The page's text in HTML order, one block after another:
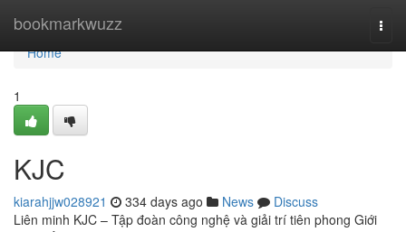
bookmarkwuzz
Home
Home
1
KJC
kiarahjjw028921 334 days ago News
Discuss
Liên minh KJC – Tập đoàn công nghệ và giải trí tiên phong Giới